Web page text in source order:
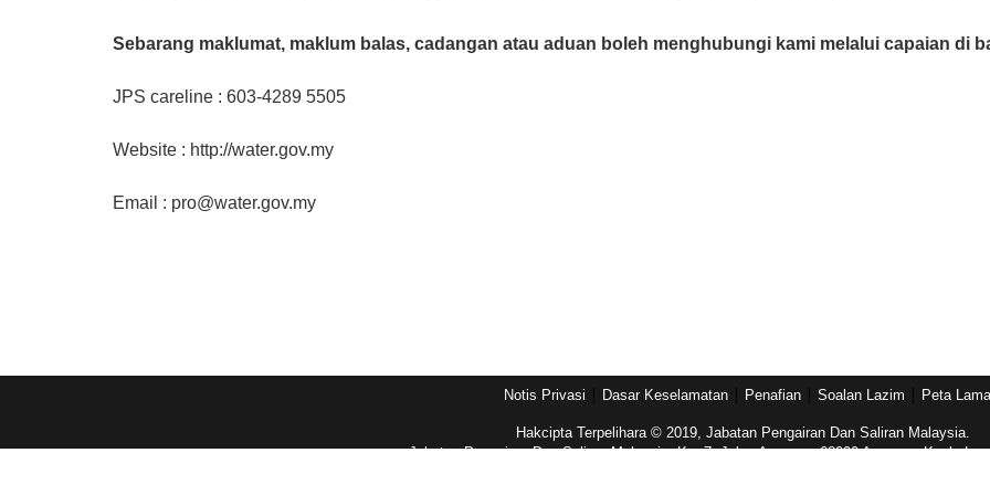
Sebarang maklumat, maklum balas, cadangan atau aduan boleh menghubungi kami melalui capaian di
JPS careline : 603-4289 5505
Website : http://water.gov.my
Email : pro@water.gov.my
Notis Privasi Dasar Keselamatan Penafian Soalan Lazim Peta
Hakcipta Terpelihara © 2019, Jabatan Pengairan Dan Saliran Malaysia.
Jabatan Pengairan Dan Saliran Malaysia, Km 7, Jalan Ampang, 68000 Ampang, Kuala